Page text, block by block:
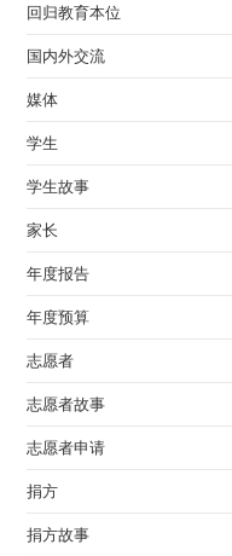
回归教育本位
国内外交流
媒体
学生
学生故事
家长
年度报告
年度预算
志愿者
志愿者故事
志愿者申请
捐方
捐方故事